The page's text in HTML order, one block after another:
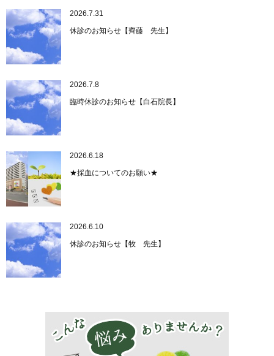
休診のお知らせ【齊藤 先生】
2026.7.31
臨時休診のお知らせ【白石院長】
2026.7.8
★採血についてのお願い★
2026.6.18
休診のお知らせ【牧 先生】
2026.6.10